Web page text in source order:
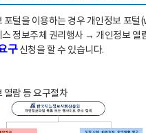
포털을 이용하는 경우 개인정보 포
스 정보주체 권리행사 → 개인정보 열
구신청을 할 수 있습니다.
열람 등 요구절차